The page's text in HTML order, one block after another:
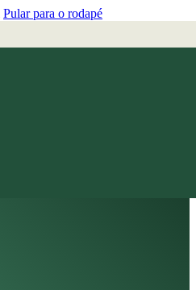
Pular para o rodapé